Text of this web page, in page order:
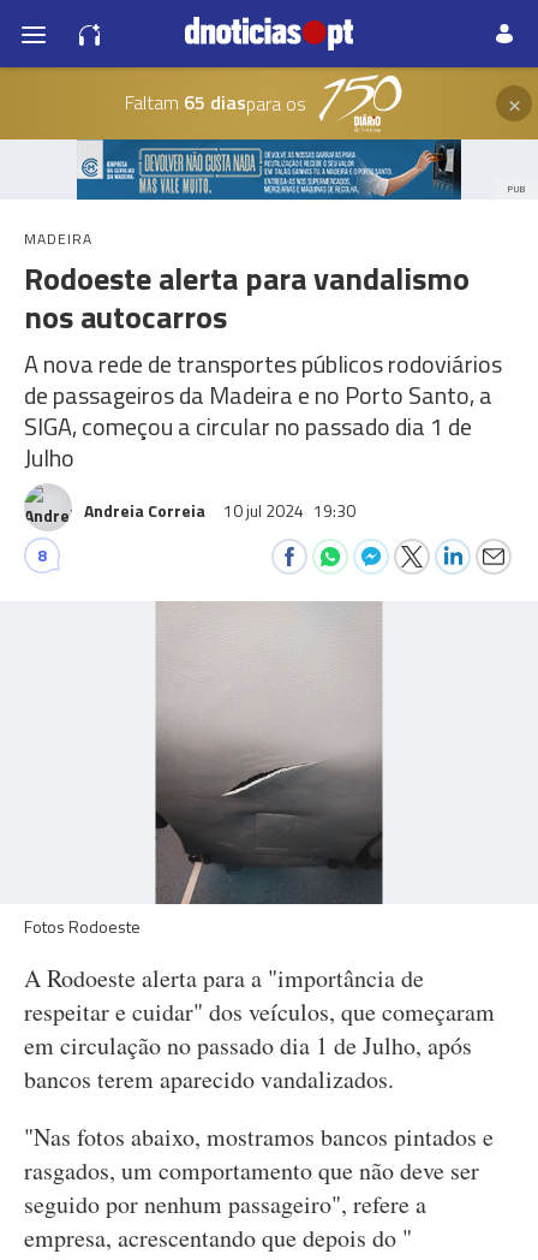
Faltam 65 diaspara os ×
PUB
MADEIRA
Rodoeste alerta para vandalismo
nos autocarros
A nova rede de transportes públicos rodoviários
de passageiros da Madeira e no Porto Santo, a
SIGA, começou a circular no passado dia 1 de
Julho
Andreia Correia 10 jul 2024 19:30
8
Fotos Rodoeste
A Rodoeste alerta para a "importância de
respeitar e cuidar" dos veículos, que começaram
em circulação no passado dia 1 de Julho, após
bancos terem aparecido vandalizados.
"Nas fotos abaixo, mostramos bancos pintados e
rasgados, um comportamento que não deve ser
seguido por nenhum passageiro", refere a
empresa, acrescentando que depois do "